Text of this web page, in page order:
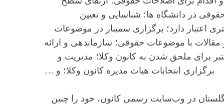
در دانشگاه ها؛ شناسایی و تعیین
اعتبار دارد؛ برگزاری سمینار در موضوعات
با موضوعات حقوقی؛ سازماندهی و ارائه
برای ملحق شدن به کانون وکلا؛ مدیریت و
انتخابات هیات مدیره کانون وکلا؛ و …
(مرداد ۱۴۰۳) کانون وکلای انگلستان در وب‌سایت رسمی کانون، خود را چنین